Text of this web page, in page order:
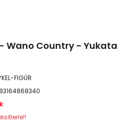
Wano Country - Yukata
FİGÜR